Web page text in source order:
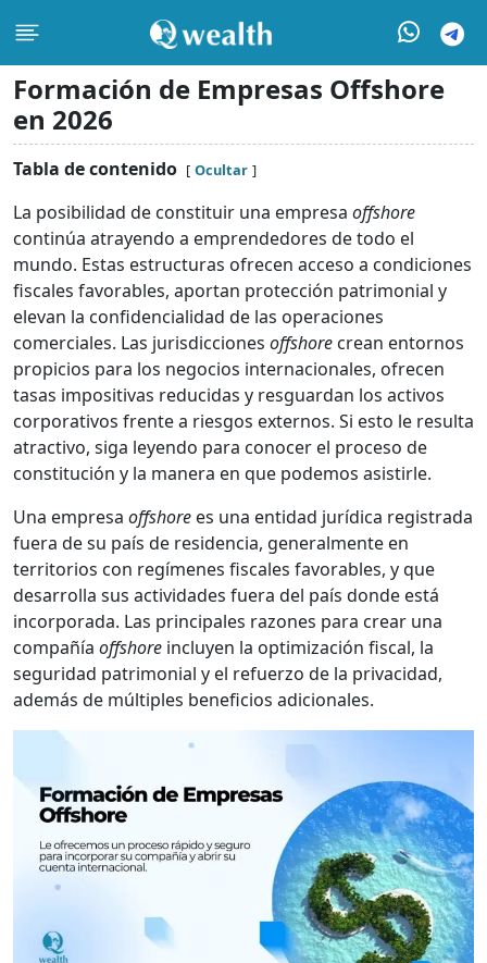
Formación de Empresas Offshore
en 2026
Tabla de contenido Ocultar
La posibilidad de constituir una empresa offshore
continúa atrayendo a emprendedores de todo el
mundo. Estas estructuras ofrecen acceso a condiciones
fiscales favorables, aportan protección patrimonial y
elevan la confidencialidad de las operaciones
comerciales. Las jurisdicciones offshore crean entornos
propicios para los negocios internacionales, ofrecen
tasas impositivas reducidas y resguardan los activos
corporativos frente a riesgos externos. Si esto le resulta
atractivo, siga leyendo para conocer el proceso de
constitución y la manera en que podemos asistirle.
Una empresa offshore es una entidad jurídica registrada
fuera de su país de residencia, generalmente en
territorios con regímenes fiscales favorables, y que
desarrolla sus actividades fuera del país donde está
incorporada. Las principales razones para crear una
compañía offshore incluyen la optimización fiscal, la
seguridad patrimonial y el refuerzo de la privacidad,
además de múltiples beneficios adicionales.